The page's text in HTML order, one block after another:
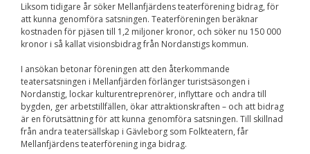
Liksom tidigare år söker Mellanfjärdens teaterförening bidrag, för
att kunna genomföra satsningen. Teaterföreningen beräknar
kostnaden för pjäsen till 1,2 miljoner kronor, och söker nu 150 000
kronor i så kallat visionsbidrag från Nordanstigs kommun.
I ansökan betonar föreningen att den återkommande
teatersatsningen i Mellanfjärden förlänger turistsäsongen i
Nordanstig, lockar kulturentreprenörer, inflyttare och andra till
bygden, ger arbetstillfällen, ökar attraktionskraften – och att bidrag
är en förutsättning för att kunna genomföra satsningen. Till skillnad
från andra teatersällskap i Gävleborg som Folkteatern, får
Mellanfjärdens teaterförening inga bidrag.
används.
För att vår
hemsida ska
prestera så bra
som möjligt
under ditt
besök. Om du
nekar de här
kakorna